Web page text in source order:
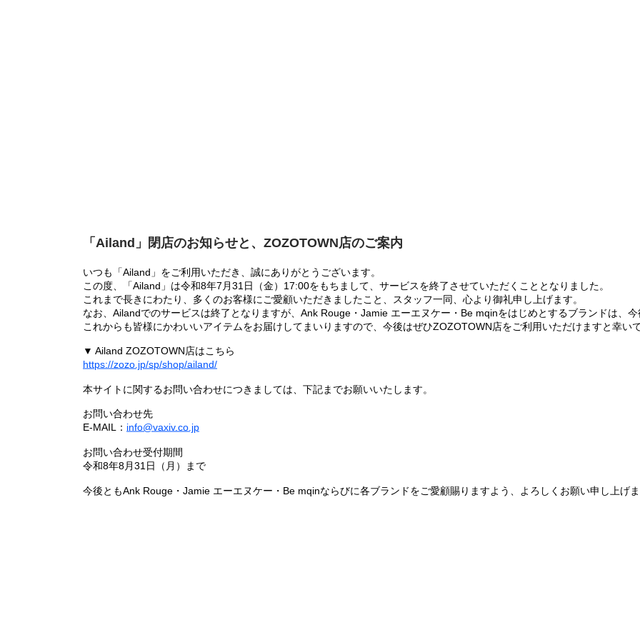
「Ailand」閉店のお知らせと、ZOZOTOWN店のご案内
いつも「Ailand」をご利用いただき、誠にありがとうございます。
この度、「Ailand」は令和8年7月31日（金）17:00をもちまして、サービスを終了させていただくこととなりました。
これまで長きにわたり、多くのお客様にご愛顧いただきましたこと、スタッフ一同、心より御礼申し上げます。
なお、Ailandでのサービスは終了となりますが、Ank Rouge・Jamie エーエヌケー・Be mqinをはじめとするブランドは、
これからも皆様にかわいいアイテムをお届けしてまいりますので、今後はぜひZOZOTOWN店をご利用いただけますと幸いで
▼ Ailand ZOZOTOWN店はこちら
https://zozo.jp/sp/shop/ailand/
本サイトに関するお問い合わせにつきましては、下記までお願いいたします。
お問い合わせ先
E-MAIL： info@vaxiv.co.jp
お問い合わせ受付期間
令和8年8月31日（月）まで
今後ともAnk Rouge・Jamie エーエヌケー・Be mqinならびに各ブランドをご愛顧賜りますよう、よろしくお願い申し上げま